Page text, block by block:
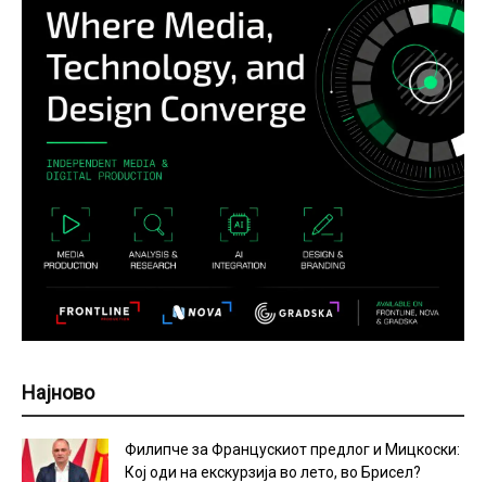
Најново
Филипче за Францускиот предлог и Мицкоски:
Кој оди на екскурзија во лето, во Брисел?